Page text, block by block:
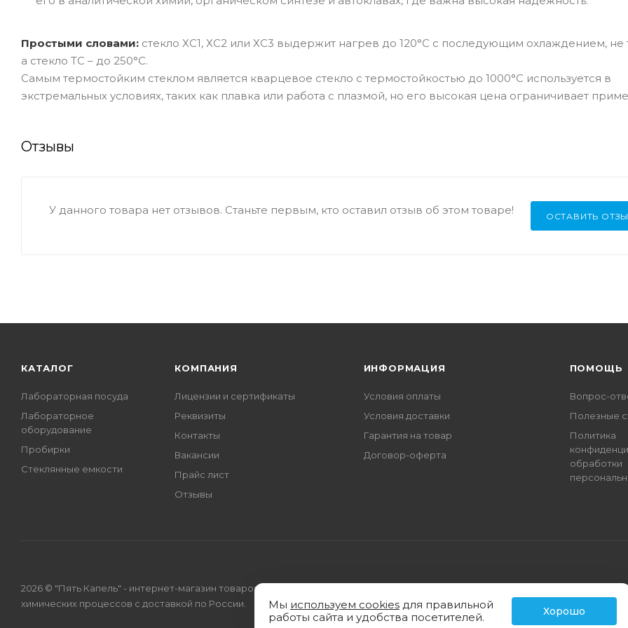
Простыми словами: стекло ХС1, ХС2 или ХС3 выдержит нагрев до 120°C с последующим охлаждением, не
а стекло ТС – до 250°C.
Самым термостойким стеклом является кварцевое стекло с термостойкостью до 1000°C используется в
экстремальных условиях, таких как плавка или работа с плазмой, но его высокая цена ограничивает
Отзывы
ОСТАВИТЬ
У данного товара нет отзывов. Станьте первым, кто оставил отзыв об этом товаре!
КАТАЛОГ
Лабораторная посуда
Лабораторное
оборудование
Пробирки
Стеклянные емкости
КОМПАНИЯ
Лицензии и сертификаты
Реквизиты
Контакты
Вакансии
Прайс лист
Отзывы
ИНФОРМАЦИЯ
Условия оплаты
Условия доставки
Гарантия на товар
Договор-оферта
ПОМОЩЬ
Вопрос-
Полезные
Политика
обработки
2026 © "Пять Капель" - интернет-магазин товаров для
химических процессов с доставкой по России.
Мы используем cookiesдля правильной
работы сайта и удобства посетителей.
Хорошо